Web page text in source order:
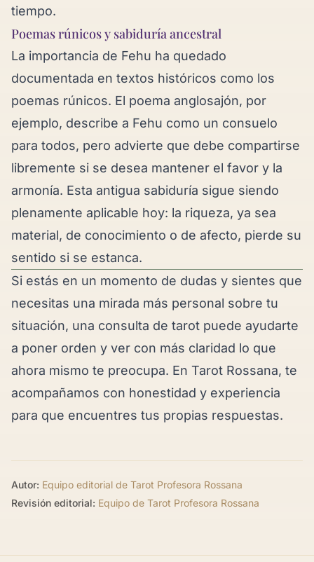
tiempo.
Poemas rúnicos y sabiduría ancestral
La importancia de Fehu ha quedado
documentada en textos históricos como los
poemas rúnicos. El poema anglosajón, por
ejemplo, describe a Fehu como un consuelo
para todos, pero advierte que debe compartirse
libremente si se desea mantener el favor y la
armonía. Esta antigua sabiduría sigue siendo
plenamente aplicable hoy: la riqueza, ya sea
material, de conocimiento o de afecto, pierde su
sentido si se estanca.
Si estás en un momento de dudas y sientes que
necesitas una mirada más personal sobre tu
situación, una consulta de tarot puede ayudarte
a poner orden y ver con más claridad lo que
ahora mismo te preocupa. En Tarot Rossana, te
acompañamos con honestidad y experiencia
para que encuentres tus propias respuestas.
Autor: Equipo editorial de Tarot Profesora Rossana
Revisión editorial: Equipo de Tarot Profesora Rossana